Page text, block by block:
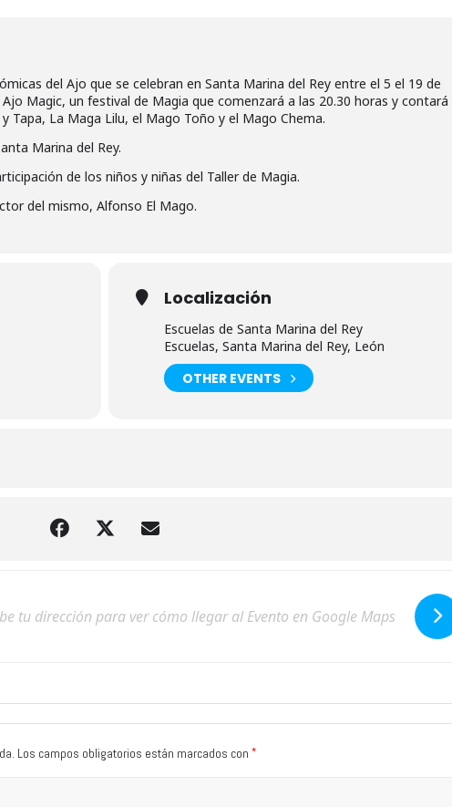
del Ajo que se celebran en Santa Marina del Rey entre el 5 el 19 de
Magic, un festival de Magia que comenzará a las 20.30 horas y contará
Tapa, La Maga Lilu, el Mago Toño y el Mago Chema.
Marina del Rey.
de los niños y niñas del Taller de Magia.
del mismo, Alfonso El Mago.
Localización
Escuelas de Santa Marina del Rey
Escuelas, Santa Marina del Rey, León
OTHER EVENTS
Los campos obligatorios están marcados con *